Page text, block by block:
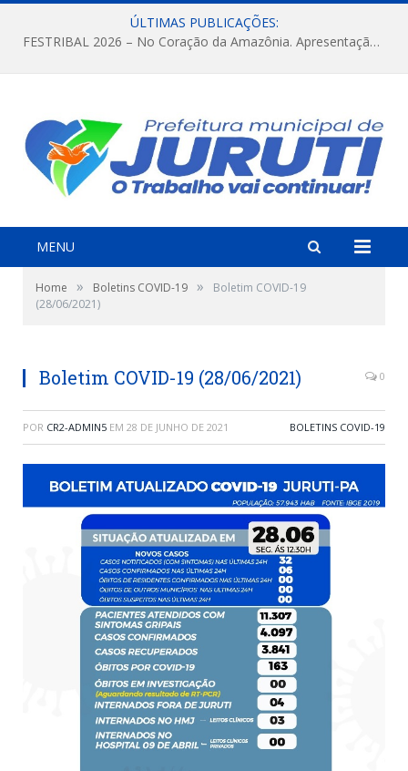
ÚLTIMAS PUBLICAÇÕES:
FESTRIBAL 2026 – No Coração da Amazônia. Apresentação da Munduruku.
MENU
Home » Boletins COVID-19 »
Boletim COVID-19
(28/06/2021)
Boletim COVID-19 (28/06/2021) 0
POR CR2-ADMIN5 EM 28 DE JUNHO DE 2021 BOLETINS COVID-19